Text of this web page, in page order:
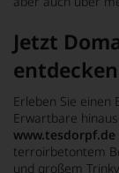
Jetzt
entdecken
Erleben Sie einen
Erwartbare
www.tesdorpf.de
terroirbetontem
und großem